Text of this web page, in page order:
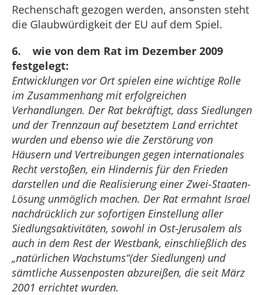
Rechenschaft gezogen werden, ansonsten steht
die Glaubwürdigkeit der EU auf dem Spiel.
6. wie von dem Rat im Dezember 2009
festgelegt:
Entwicklungen vor Ort spielen eine wichtige Rolle
im Zusammenhang mit erfolgreichen
Verhandlungen. Der Rat bekräftigt, dass Siedlungen
und der Trennzaun auf besetztem Land errichtet
wurden und ebenso wie die Zerstörung von
Häusern und Vertreibungen gegen internationales
Recht verstoßen, ein Hindernis für den Frieden
darstellen und die Realisierung einer Zwei-Staaten-
Lösung unmöglich machen. Der Rat ermahnt Israel
nachdrücklich zur sofortigen Einstellung aller
Siedlungsaktivitäten, sowohl in Ost-Jerusalem als
auch in dem Rest der Westbank, einschließlich des
„natürlichen Wachstums“(der Siedlungen) und
sämtliche Aussenposten abzureißen, die seit März
2001 errichtet wurden.